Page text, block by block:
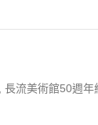
長流美術館50週年